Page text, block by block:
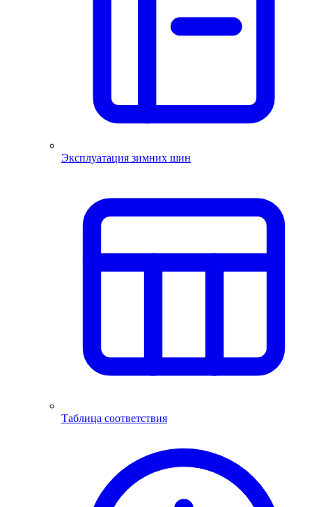
Эксплуатация зимних шин
Таблица соответствия